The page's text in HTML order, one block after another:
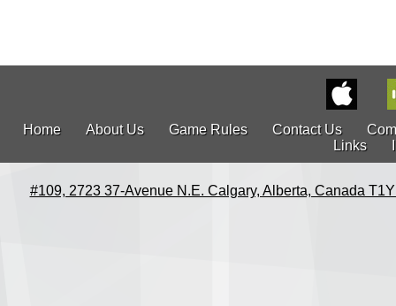
Home About Us Game Rules Contact Us
Links
#109, 2723 37-Avenue N.E. Calgary, Alberta, Canada